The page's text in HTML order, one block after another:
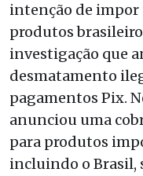
intenção de impor
produtos
investigação que
desmatamento
pagamentos Pix.
anunciou uma
para produtos
incluindo o Brasil,